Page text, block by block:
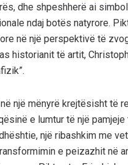
dhe shpeshherë ai
ndaj botës natyrore.
në një perspektivë të
historianit të artit,
një mënyrë krejtësisht të
e lumtur të një
një ribashkim me
e peizazhit në